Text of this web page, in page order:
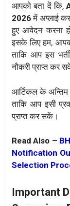
आपको बता दें कि,
2026 में अप्लाई
हुए आवेदन करना
इसके लिए हम,
ताकि आप इस
नौकरी प्राप्त कर
आर्टिकल के
ताकि आप इसी
प्राप्त कर सकें।
Read Also –
Notification
Selection
Important